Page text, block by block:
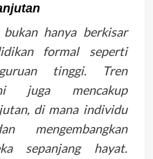
hanya berkisar
formal seperti
tinggi. Tren
juga mencakup
di mana individu
mengembangkan
sepanjang hayat.